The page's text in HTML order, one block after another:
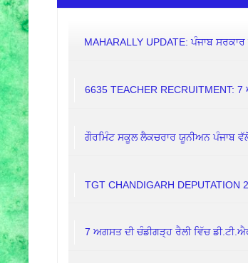
MAHARALLY UPDATE: ਪੰਜਾਬ
6635 TEACHER
ਗੌਰਮਿੰਟ ਸਕੂਲ ਲੈਕਚਰਾਰ ਯੂਨੀਅਨ ਪੰਜਾਬ
TGT CHANDIGARH
7 ਅਗਸਤ ਦੀ ਚੰਡੀਗੜ੍ਹ ਰੈਲੀ ਵਿੱਚ